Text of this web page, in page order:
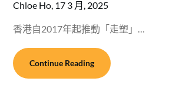
Chloe Ho, 17 3 月, 2025
香港自2017年起推動「走塑」…
Continue Reading